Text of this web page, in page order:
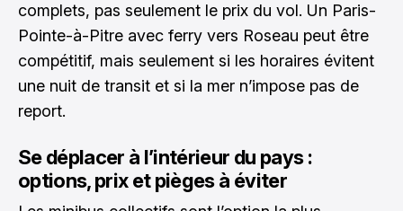
complets, pas seulement le prix du vol. Un Paris-
Pointe-à-Pitre avec ferry vers Roseau peut être
compétitif, mais seulement si les horaires évitent
une nuit de transit et si la mer n’impose pas de
report.
Se déplacer à l’intérieur du pays :
options, prix et pièges à éviter